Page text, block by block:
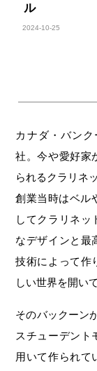
ル
2024-10-25
カナダ・バン
社。今や愛好家
られるクラリネ
創業当時はベル
してクラリネッ
なデザインと最
技術によって作
しい世界を開い
そのバックーン
スチューデント
用いて作られて